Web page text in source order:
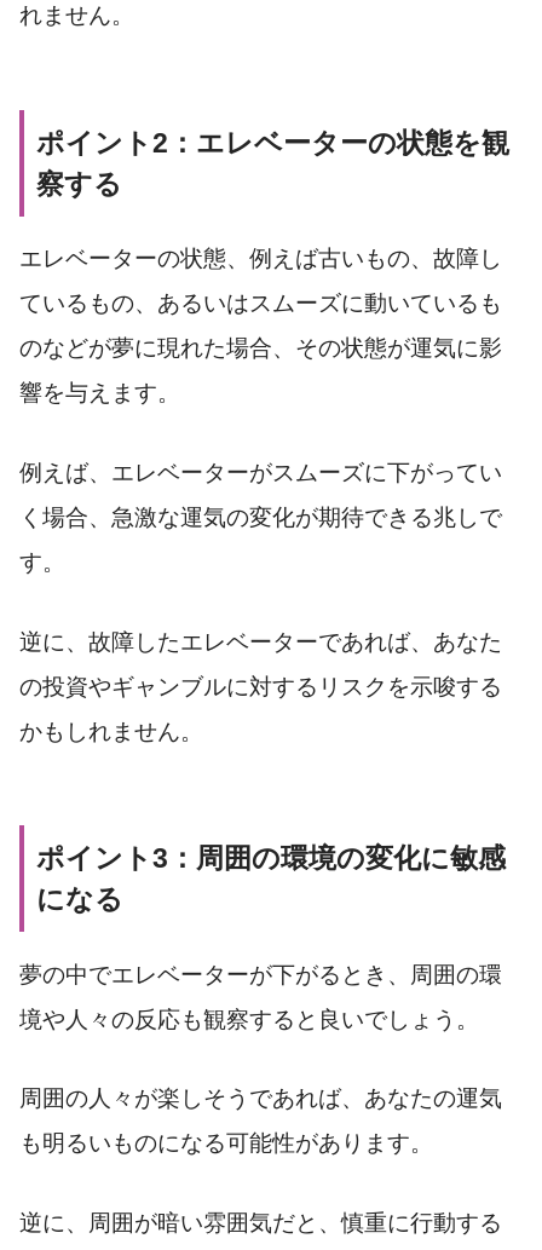
れません。
ポイント2：エレベーターの状態を観
察する
エレベーターの状態、例えば古いもの、故障し
ているもの、あるいはスムーズに動いているも
のなどが夢に現れた場合、その状態が運気に影
響を与えます。
例えば、エレベーターがスムーズに下がってい
く場合、急激な運気の変化が期待できる兆しで
す。
逆に、故障したエレベーターであれば、あなた
の投資やギャンブルに対するリスクを示唆する
かもしれません。
ポイント3：周囲の環境の変化に敏感
になる
夢の中でエレベーターが下がるとき、周囲の環
境や人々の反応も観察すると良いでしょう。
周囲の人々が楽しそうであれば、あなたの運気
も明るいものになる可能性があります。
逆に、周囲が暗い雰囲気だと、慎重に行動する